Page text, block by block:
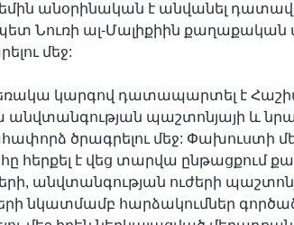
անօրինական է անվանել
Նուռի ալ-Մալիքիին քաղաքական
մեջ:
կարգով դատապարտել է
պաշտոնյայի և
ծրագրելու մեջ: Փախուստի
հերքել է վեց տարվա ընթացքում
անվտանգության ուժերի
նկատմամբ հարձակումներ գործած